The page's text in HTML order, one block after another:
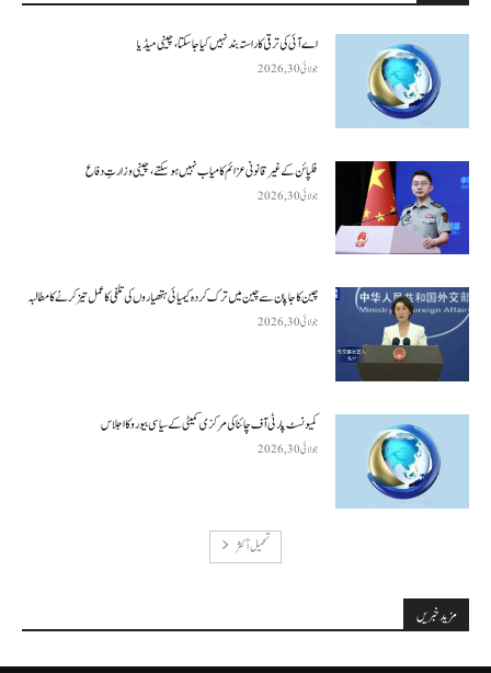
اے آئی کی ترقی کا راستہ بند نہیں کیا جا سکتا، چینی میڈیا
جولائی 30, 2026
فلپائن کے غیر قانونی عزائم کامیاب نہیں ہو سکتے ، چینی وزارتِ دفاع
جولائی 30, 2026
چین کا جاپان سے چین میں ترک کردہ کیمیائی ہتھیاروں کی تلفی کا عمل تیز کرنے کا مطالبہ
جولائی 30, 2026
کمیونسٹ پارٹی آف چائنا کی مرکزی کمیٹی کے سیاسی بیورو کا اجلاس
جولائی 30, 2026
تحميل أكثر
مزید خبریں